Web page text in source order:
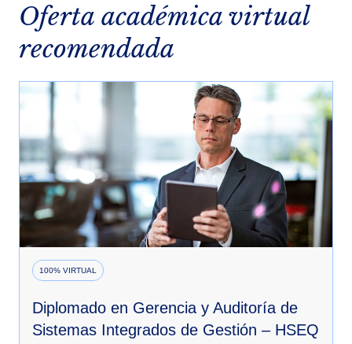
Oferta académica virtual
recomendada
100% VIRTUAL
Diplomado en Gerencia y Auditoría de
Sistemas Integrados de Gestión – HSEQ